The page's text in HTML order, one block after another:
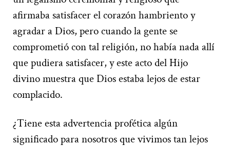
afirmaba satisfacer el corazón hambriento y
agradar a Dios, pero cuando la gente se
comprometió con tal religión, no había nada allí
que pudiera satisfacer, y este acto del Hijo
divino muestra que Dios estaba lejos de estar
complacido.
¿Tiene esta advertencia profética algún
significado para nosotros que vivimos tan lejos